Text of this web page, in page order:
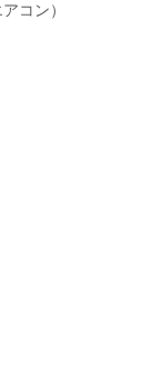
コン）